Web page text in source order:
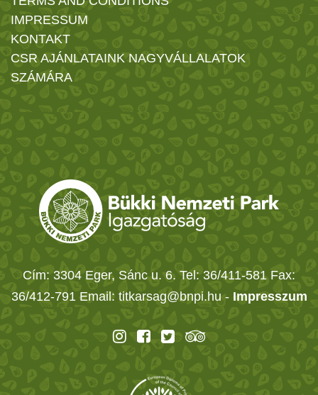
IMPRESSUM
KONTAKT
CSR AJÁNLATAINK NAGYVÁLLALATOK
SZÁMÁRA
Cím: 3304 Eger, Sánc u. 6. Tel: 36/411-581 Fax:
36/412-791 Email: titkarsag@bnpi.hu - Impresszum